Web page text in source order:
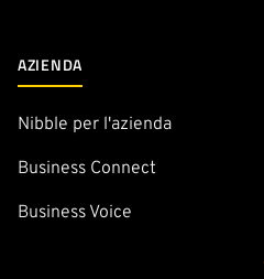
AZIENDA
Nibble per l'azienda
Business Connect
Business Voice